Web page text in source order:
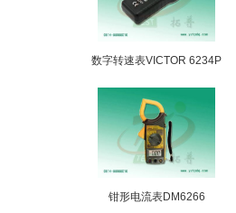
数字转速表VICTOR 6234P
钳形电流表DM6266